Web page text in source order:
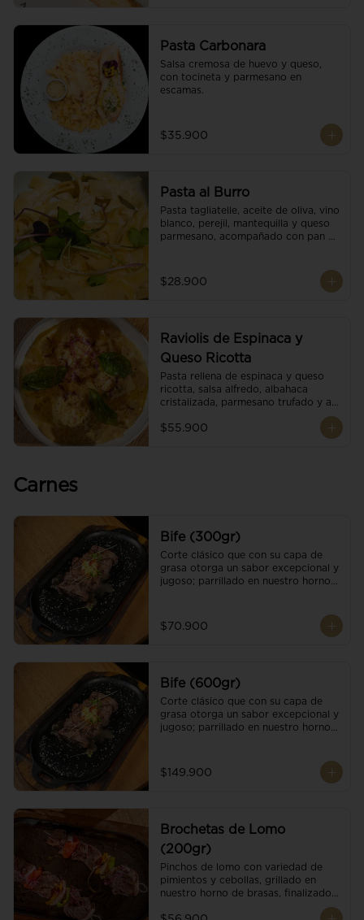
Pasta Carbonara
Salsa cremosa de huevo y queso,
con tocineta y parmesano en
escamas.
$35.900
Pasta al Burro
Pasta tagliatelle, aceite de oliva, vino
blanco, perejil, mantequilla y queso
parmesano, acompañado con pan
$28.900
Raviolis de Espinaca y
Queso Ricotta
Pasta rellena de espinaca y queso
ricotta, salsa alfredo, albahaca
cristalizada, parmesano trufado y ajo
$55.900
Carnes
Bife (300gr)
Corte clásico que con su capa de
grasa otorga un sabor excepcional y
jugoso; parrillado en nuestro horno
cristales de sal y mantequilla de ajo
y pimientos. Una guarnición a
$70.900
Bife (600gr)
Corte clásico que con su capa de
grasa otorga un sabor excepcional y
jugoso; parrillado en nuestro horno
cristales de sal y mantequilla de ajo
y pimientos. Dos guarniciones a
$149.900
Brochetas de Lomo
(200gr)
Pinchos de lomo con variedad de
pimientos y cebollas, grillado en
nuestro horno de brasas, finalizado
con cristales de sal. Acompañado de